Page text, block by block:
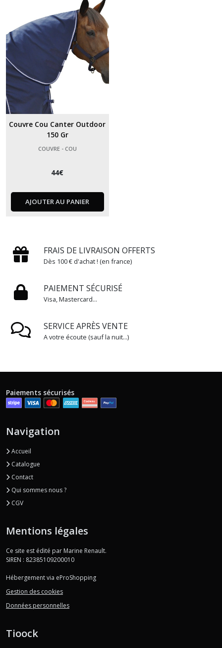
Couvre Cou Canter Outdoor
150 Gr
COUVRE - COU
44€
AJOUTER AU PANIER
FRAIS DE LIVRAISON OFFERTS
Dès 100 € d'achat ! (en france)
PAIEMENT SÉCURISÉ
Visa, Mastercard...
SERVICE APRÈS VENTE
A votre écoute (sauf la nuit...)
Couvre
Couvre
-
cou
Tapis
de
Afficher
résultats
Paiements sécurisés
Navigation
Accueil
Catalogue
Contact
Qui sommes nous ?
CGV
Mentions légales
Ce site est édité par Marine Renault.
SIREN : 82385109200010
Hébergement via eProShopping
Gestion des cookies
Données personnelles
Tioock